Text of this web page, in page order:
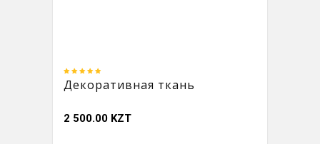
Декоративная ткань
2 500.00 KZT